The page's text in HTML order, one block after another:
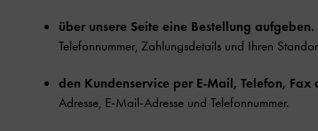
über unsere Seite eine Bestellung aufgeben.
Telefonnummer, Zahlungsdetails und Ihren
den Kundenservice per E-Mail, Telefon,
Adresse, E-Mail-Adresse und Telefonnummer.